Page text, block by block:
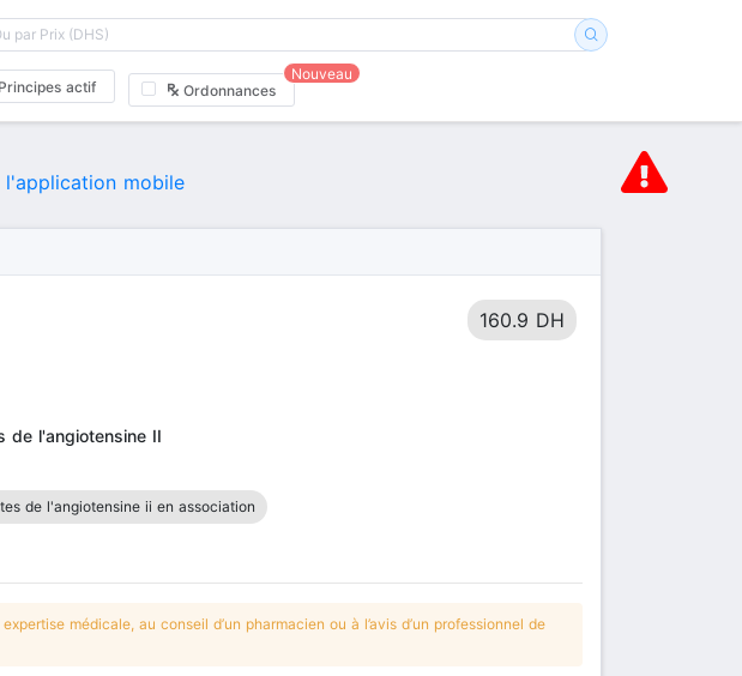
Principes actif Ordonnances
Nouveau
l'application mobile
160.9 DH
de l'angiotensine II
de l'angiotensine ii en association
médicale, au conseil d’un pharmacien ou à l’avis d’un professionnel de